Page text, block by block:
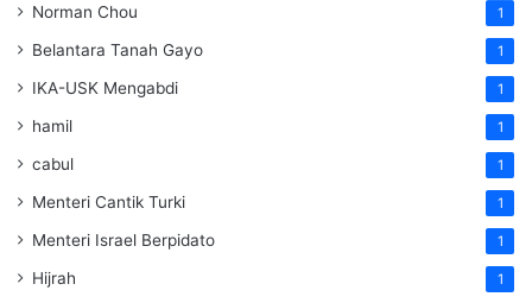
Norman Chou 1
Belantara Tanah Gayo 1
IKA-USK Mengabdi 1
hamil 1
cabul 1
Menteri Cantik Turki 1
Menteri Israel Berpidato 1
Hijrah 1